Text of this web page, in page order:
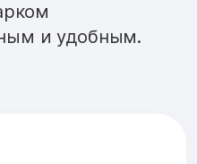
и удобным.